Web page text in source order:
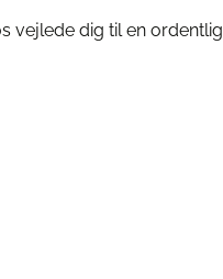
vejlede dig til en ordentlig